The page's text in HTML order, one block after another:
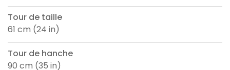
Tour de taille
61 cm (24 in)
Tour de hanche
90 cm (35 in)